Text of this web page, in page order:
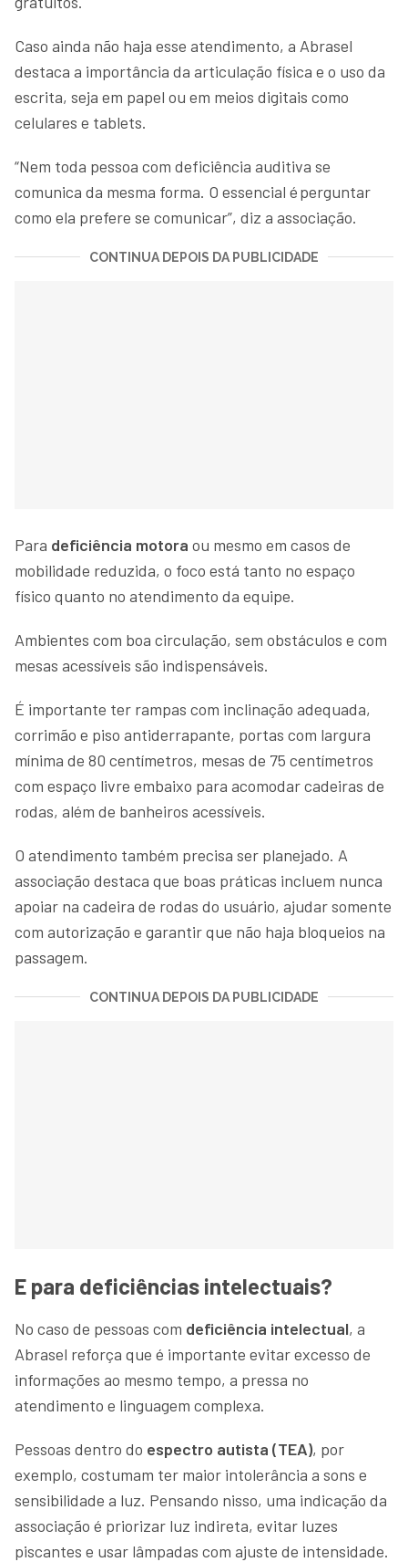
Caso ainda não haja esse atendimento, a Abrasel
destaca a importância da articulação física e o uso da
escrita, seja em papel ou em meios digitais como
celulares e tablets.
“Nem toda pessoa com deficiência auditiva se
comunica da mesma forma. O essencial é perguntar
como ela prefere se comunicar”, diz a associação.
CONTINUA DEPOIS DA PUBLICIDADE
Para deficiência motora ou mesmo em casos de
mobilidade reduzida, o foco está tanto no espaço
físico quanto no atendimento da equipe.
Ambientes com boa circulação, sem obstáculos e com
mesas acessíveis são indispensáveis.
É importante ter rampas com inclinação adequada,
corrimão e piso antiderrapante, portas com largura
mínima de 80 centímetros, mesas de 75 centímetros
com espaço livre embaixo para acomodar cadeiras de
rodas, além de banheiros acessíveis.
O atendimento também precisa ser planejado. A
associação destaca que boas práticas incluem nunca
apoiar na cadeira de rodas do usuário, ajudar somente
com autorização e garantir que não haja bloqueios na
passagem.
CONTINUA DEPOIS DA PUBLICIDADE
E para deficiências intelectuais?
No caso de pessoas com deficiência intelectual, a
Abrasel reforça que é importante evitar excesso de
informações ao mesmo tempo, a pressa no
atendimento e linguagem complexa.
Pessoas dentro do espectro autista (TEA), por
exemplo, costumam ter maior intolerância a sons e
sensibilidade a luz. Pensando nisso, uma indicação da
associação é priorizar luz indireta, evitar luzes
piscantes e usar lâmpadas com ajuste de intensidade.